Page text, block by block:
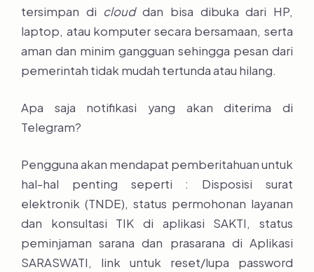
tersimpan di clouddan bisa dibuka dari HP,
laptop, atau komputer secara bersamaan, serta
aman dan minim gangguan sehingga pesan dari
pemerintah tidak mudah tertunda atau hilang.
Apa saja notifikasi yang akan diterima di
Telegram?
Pengguna akan mendapat pemberitahuan untuk
hal-hal penting seperti : Disposisi surat
elektronik (TNDE), status permohonan layanan
dan konsultasi TIK di aplikasi SAKTI, status
peminjaman sarana dan prasarana di Aplikasi
SARASWATI, link untuk reset/lupa password